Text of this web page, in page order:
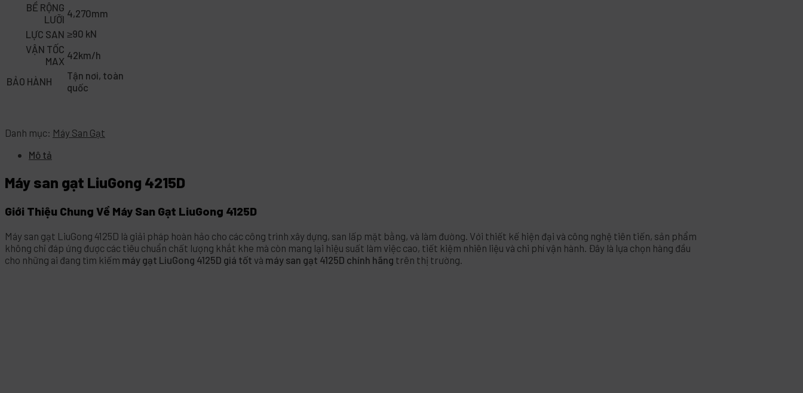
BỀ RỘNG
LƯỠI 4,270mm
LỰC SAN ≥90 kN
VẬN TỐC
MAX 42km/h
BẢO HÀNH
Tận nơi, toàn
quốc
Danh mục: Máy San Gạt
Mô tả
Máy san gạt LiuGong 4215D
Giới Thiệu Chung Về Máy San Gạt LiuGong 4125D
Máy san gạt LiuGong 4125D là giải pháp hoàn hảo cho các công trình xây dựng, san lấp mặt bằng, và làm đường. Với thiết kế hiện đại và công nghệ tiên tiến, sản phẩm
không chỉ đáp ứng được các tiêu chuẩn chất lượng khắt khe mà còn mang lại hiệu suất làm việc cao, tiết kiệm nhiên liệu và chi phí vận hành. Đây là lựa chọn hàng đầu
cho những ai đang tìm kiếm máy gạt LiuGong 4125D giá tốt và máy san gạt 4125D chính hãng trên thị trường.